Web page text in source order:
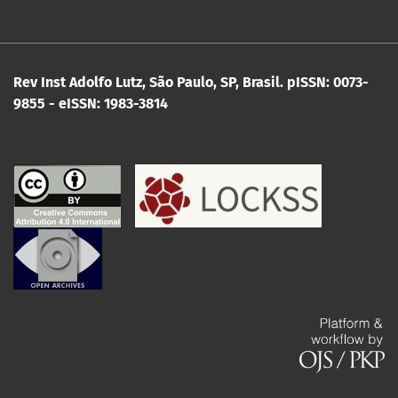
Rev Inst Adolfo Lutz, São Paulo, SP, Brasil. pISSN: 0073-
9855 - eISSN: 1983-3814